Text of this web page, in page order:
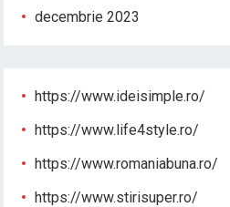
decembrie 2023
https://www.ideisimple.ro/
https://www.life4style.ro/
https://www.romaniabuna.ro/
https://www.stirisuper.ro/